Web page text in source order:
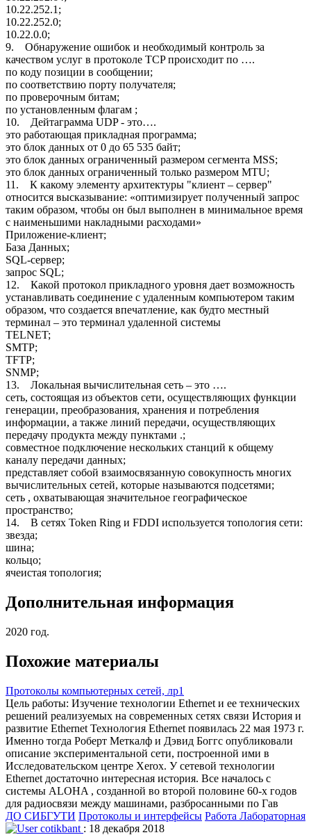
10.22.252.1;
10.22.252.0;
10.22.0.0;
9. Обнаружение ошибок и необходимый контроль за
качеством услуг в протоколе TCP происходит по ….
по коду позиции в сообщении;
по соответствию порту получателя;
по проверочным битам;
по установленным флагам ;
10. Дейтаграмма UDP - это….
это работающая прикладная программа;
это блок данных от 0 до 65 535 байт;
это блок данных ограниченный размером сегмента MSS;
это блок данных ограниченный только размером MTU;
11. К какому элементу архитектуры "клиент – сервер"
относится высказывание: «оптимизирует полученный запрос
таким образом, чтобы он был выполнен в минимальное время
с наименьшими накладными расходами»
Приложение-клиент;
База Данных;
SQL-сервер;
запрос SQL;
12. Какой протокол прикладного уровня дает возможность
устанавливать соединение с удаленным компьютером таким
образом, что создается впечатление, как будто местный
терминал – это терминал удаленной системы
TELNET;
SMTP;
ТFTP;
SNMP;
13. Локальная вычислительная сеть – это ….
сеть, состоящая из объектов сети, осуществляющих функции
генерации, преобразования, хранения и потребления
информации, а также линий передачи, осуществляющих
передачу продукта между пунктами .;
совместное подключение нескольких станций к общему
каналу передачи данных;
представляет собой взаимосвязанную совокупность многих
вычислительных сетей, которые называются подсетями;
сеть , охватывающая значительное географическое
пространство;
14. В сетях Token Ring и FDDI используется топология сети:
звезда;
шина;
кольцо;
ячеистая топология;
Дополнительная информация
2020 год.
Похожие материалы
Протоколы компьютерных сетей, лр1
Цель работы: Изучение технологии Ethernet и ее технических
решений реализуемых на современных сетях связи История и
развитие Ethernet Технология Ethernet появилась 22 мая 1973 г.
Именно тогда Роберт Меткалф и Дэвид Боггс опубликовали
описание экспериментальной сети, построенной ими в
Исследовательском центре Xerox. У сетевой технологии
Ethernet достаточно интересная история. Все началось с
системы ALOHA , созданной во второй половине 60-х годов
для радиосвязи между машинами, разбросанными по Гав
ДО СИБГУТИ Протоколы и интерфейсы Работа Лабораторная
cotikbant : 18 декабря 2018